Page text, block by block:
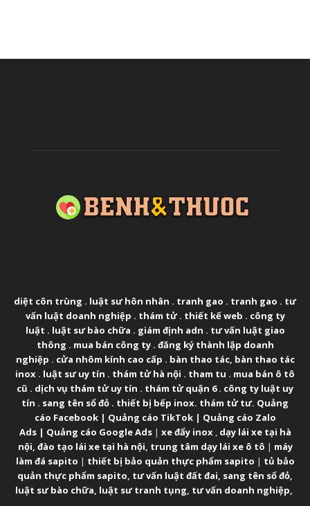
diệt côn trùng . luật sư hôn nhân . tranh gao . tranh gao . tư
vấn luật doanh nghiệp . thám tử. thiết kế web . công ty
luật . luật sư bào chữa . giám định adn . tư vấn luật giao
thông . mua bán công ty. đăng ký thành lập doanh
nghiệp . cửa nhôm kính cao cấp . bàn thao tác, bàn thao tác
inox . luật sư uy tín . thám tử hà nội . tham tu . mua bán ô tô
cũ . dịch vụ thám tử uy tín . thám tử quận 6. công ty luật uy
tín . sang tên sổ đỏ . thiết bị bếp inox. thám tử tư. Quảng
cáo Facebook| Quảng cáo TikTok| Quảng cáo Zalo
Ads| Quảng cáo Google Ads| xe đẩy inox, dạy lái xe tại hà
nội, đào tạo lái xe tại hà nội, trung tâm dạy lái xe ô tô | máy
làm đá sapito | thiết bị bảo quản thực phẩm sapito | tủ bảo
quản thực phẩm sapito, tư vấn luật đất đai, sang tên sổ đỏ,
luật sư bào chữa, luật sư tranh tụng, tư vấn doanh nghiệp,